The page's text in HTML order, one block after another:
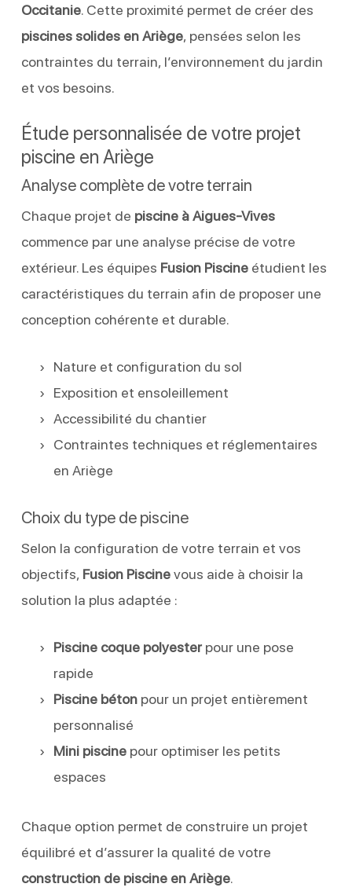
Occitanie. Cette proximité permet de créer des
piscines solides en Ariège, pensées selon les
contraintes du terrain, l’environnement du jardin
et vos besoins.
Étude personnalisée de votre projet
piscine en Ariège
Analyse complète de votre terrain
Chaque projet de piscine à Aigues-Vives
commence par une analyse précise de votre
extérieur. Les équipes Fusion Piscineétudient les
caractéristiques du terrain afin de proposer une
conception cohérente et durable.
Nature et configuration du sol
Exposition et ensoleillement
Accessibilité du chantier
Contraintes techniques et réglementaires
en Ariège
Choix du type de piscine
Selon la configuration de votre terrain et vos
objectifs, Fusion Piscinevous aide à choisir la
solution la plus adaptée :
Piscine coque polyesterpour une pose
rapide
Piscine bétonpour un projet entièrement
personnalisé
Mini piscinepour optimiser les petits
espaces
Chaque option permet de construire un projet
équilibré et d’assurer la qualité de votre
construction de piscine en Ariège.